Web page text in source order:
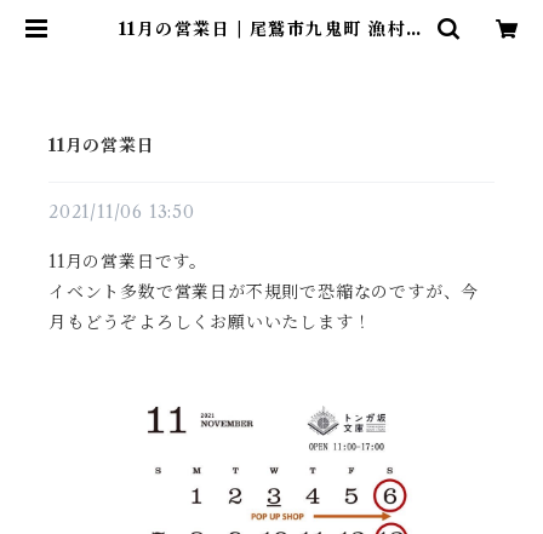
11月の営業日 | 尾鷲市九鬼町 漁村の
11月の営業日
2021/11/06 13:50
11月の営業日です。
イベント多数で営業日が不規則で恐縮なのですが、今
月もどうぞよろしくお願いいたします！